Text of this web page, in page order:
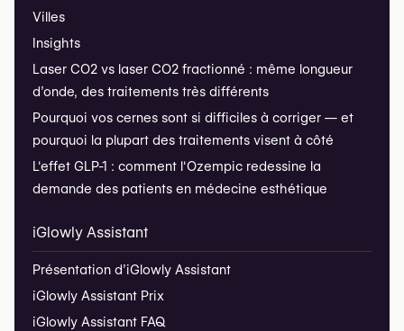
Villes
Insights
Laser CO2 vs laser CO2 fractionné : même longueur
d’onde, des traitements très différents
Pourquoi vos cernes sont si difficiles à corriger — et
pourquoi la plupart des traitements visent à côté
L'effet GLP-1 : comment l'Ozempic redessine la
demande des patients en médecine esthétique
iGlowly Assistant
Présentation d’iGlowly Assistant
iGlowly Assistant Prix
iGlowly Assistant FAQ